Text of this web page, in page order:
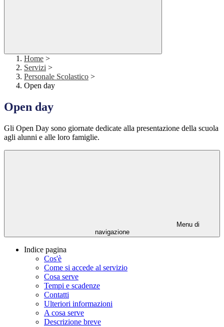
Home >
Servizi >
Personale Scolastico >
Open day
Open day
Gli Open Day sono giornate dedicate alla presentazione della scuola
agli alunni e alle loro famiglie.
Menu di
navigazione
Indice pagina
Cos'è
Come si accede al servizio
Cosa serve
Tempi e scadenze
Contatti
Ulteriori informazioni
A cosa serve
Descrizione breve